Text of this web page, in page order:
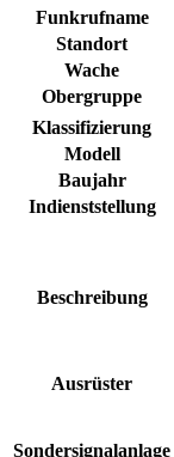
Funkrufname
Standort
Wache
Obergruppe
Klassifizierung
Modell
Baujahr
Indienststellung
Beschreibung
Ausrüster
Sondersignalanlage